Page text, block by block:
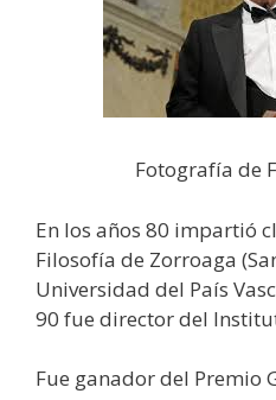
Fotografía de
En los años 80 impartió
Filosofía de Zorroaga
Universidad del País
90 fue director del
Fue ganador del Premio